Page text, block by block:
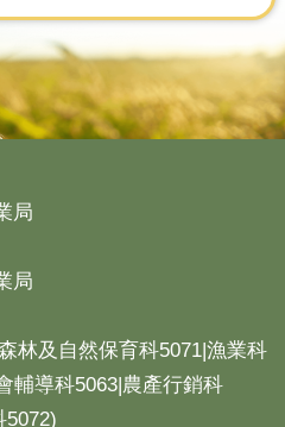
局
局
林及自然保育科5071|漁業科
輔導科5063|農產行銷科
5072)